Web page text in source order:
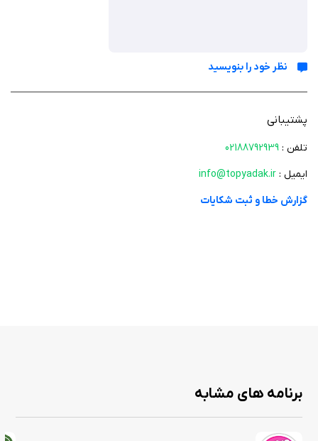
نظر خود را بنویسید
پشتیبانی
تلفن : 02188792939
ایمیل : info@topyadak.ir
گزارش خطا و ثبت شکایات
برنامه های مشابه